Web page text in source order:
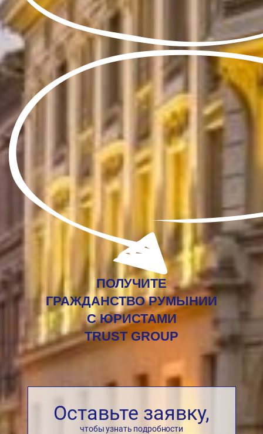
ПОЛУЧИТЕ
ГРАЖДАНСТВО РУМЫНИИ
С ЮРИСТАМИ
TRUST GROUP
Оставьте заявку,
чтобы узнать подробности